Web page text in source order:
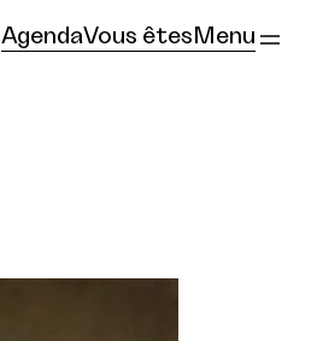
AgendaVous êtes Menu